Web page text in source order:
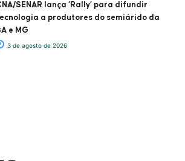
SENAR lança ‘Rally’ para difundir
a produtores do semiárido da
e MG
3 de agosto de 2026